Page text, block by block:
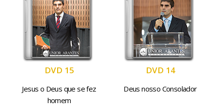
DVD 15
Jesus o Deus que se fez
homem
DVD 14
Deus nosso Consolador